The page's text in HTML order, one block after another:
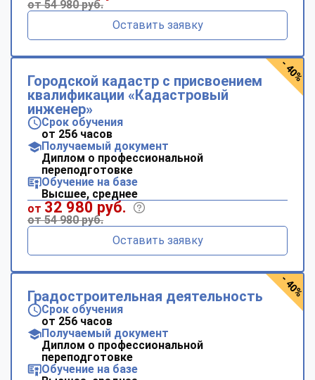
от 54 980 руб.
Оставить заявку
Городской кадастр с присвоением
квалификации «Кадастровый
инженер»
Срок обучения
от 256 часов
Получаемый документ
Диплом о профессиональной
переподготовке
Обучение на базе
Высшее, среднее
от 32 980 руб.
от 54 980 руб.
Оставить заявку
- 40%
Градостроительная деятельность
Срок обучения
от 256 часов
Получаемый документ
Диплом о профессиональной
переподготовке
Обучение на базе
- 40%